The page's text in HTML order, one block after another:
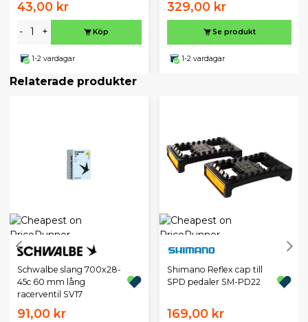
43,00 kr
- + Köp
1-2 vardagar
329,00 kr
Se produkt
1-2 vardagar
Relaterade produkter
Schwalbe slang 700x28-
45c 60 mm lång
racerventil SV17
91,00 kr
Shimano Reflex cap till
SPD pedaler SM-PD22
169,00 kr